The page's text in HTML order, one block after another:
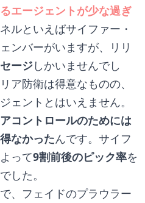
エージェントが少な過ぎ
ルといえばサイファー・
ンバーがいますが、リリ
セージしかいませんでし
ア防衛は得意なものの、
ェントとはいえません。
コントロールのためには
なかったんです。サイフ
って9割前後のピック率を
した。
、フェイドのプラウラー